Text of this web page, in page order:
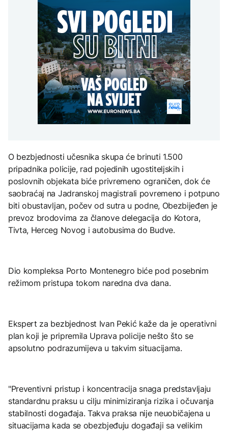
AKTUELNO
Požar se širi Bijeljinom,
zatvorena obilaznica
Plan da se u Crnoj Gori
prave centri za prihvat
migranata? Spajić:
Nismo vodili pregovore
nove poreze EU mogla
uvesti od 2028. godine?
AKTUELNO
Izrael izveo zračne
napade na Liban, ima
poginulih
TEHNOLOGIJA
Britanska kraljevska
kovnica iz elektronskog
otpada izdvaja zlato
melanoma: Prvi pacijent
uskoro završava terapiju
O bezbjednosti učesnika skupa će brinuti 1.500
pripadnika policije, rad pojedinih ugostiteljskih i
poslovnih objekata biće privremeno ograničen, dok će
saobraćaj na Jadranskoj magistrali povremeno i potpuno
biti obustavljan, počev od sutra u podne, Obezbijeđen je
prevoz brodovima za članove delegacija do Kotora,
Tivta, Herceg Novog i autobusima do Budve.
Dio kompleksa Porto Montenegro biće pod posebnim
režimom pristupa tokom naredna dva dana.
Ekspert za bezbjednost Ivan Pekić kaže da je operativni
plan koji je pripremila Uprava policije nešto što se
apsolutno podrazumijeva u takvim situacijama.
"Preventivni pristup i koncentracija snaga predstavljaju
standardnu praksu u cilju minimiziranja rizika i očuvanja
stabilnosti događaja. Takva praksa nije neuobičajena u
situacijama kada se obezbjeđuju događaji sa velikim